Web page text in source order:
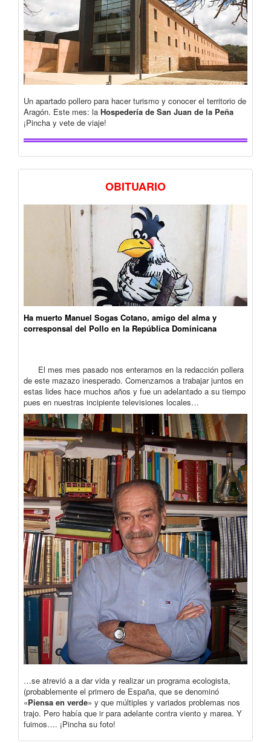
Un apartado pollero para hacer turismo y conocer el territorio de
Aragón. Este mes: la Hospedería de San Juan de la Peña
¡Pincha y vete de viaje!
OBITUARIO
Ha muerto Manuel Sogas Cotano, amigo del alma y
corresponsal del Pollo en la República Dominicana
El mes mes pasado nos enteramos en la redacción pollera
de este mazazo inesperado. Comenzamos a trabajar juntos en
estas lides hace muchos años y fue un adelantado a su tiempo
pues en nuestras incipiente televisiones locales…
…se atrevió a a dar vida y realizar un programa ecologista,
(probablemente el primero de España, que se denominó
«Piensa en verde» y que múltiples y variados problemas nos
trajo. Pero había que ir para adelante contra viento y marea. Y
fuimos…. ¡Pincha su foto!